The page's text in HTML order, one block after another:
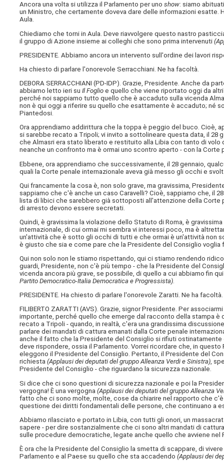
Ancora una volta si utilizza il Parlamento per unoshow: siamo
un Ministro, che certamente doveva dare delle informazioni esatte.
Aula.
Chiediamo che torni in Aula. Deve riavvolgere questo nastro
il gruppo di Azione insieme ai colleghi che sono prima intervenuti
PRESIDENTE. Abbiamo ancora un intervento sull'ordine dei lavori
Ha chiesto di parlare l'onorevole Serracchiani. Ne ha facoltà.
DEBORA SERRACCHIANI (PD-IDP). Grazie, Presidente. Anche da
abbiamo letto ieri suIl Foglio e quello che viene riportato oggi da
perché noi sappiamo tutto quello che è accaduto sulla vicenda
non è qui oggi a riferire su quello che esattamente è accaduto; né
Piantedosi.
Ora apprendiamo addirittura che la toppa è peggio del buco. Cioè,
si sarebbe recato a Tripoli; vi invito a sottolineare questa data, il
che Almasri era stato liberato e restituito alla Libia con tanto di
neanche un confronto ma è ormai uno scontro aperto - con la
Ebbene, ora apprendiamo che successivamente, il 28 gennaio,
quali la Corte penale internazionale aveva già messo gli occhi e
Qui francamente la cosa è, non solo grave, ma gravissima,
sappiamo che c'è anche un caso Caravelli? Cioè, sappiamo che, il
lista di libici che sarebbero già sottoposti all'attenzione della Corte
di arresto devono essere secretati.
Quindi, è gravissima la violazione dello Statuto di Roma, è
internazionale, di cui ormai mi sembra vi interessi poco, ma è
un'attività che è sotto gli occhi di tutti e che ormai è un'attività non
è giusto che sia e come pare che la Presidente del Consiglio
Qui non solo non le stiamo rispettando, qui ci stiamo rendendo
guardi, Presidente, non c'è più tempo - che la Presidente del
vicenda ancora più grave, se possibile, di quello a cui abbiamo fin
Partito Democratico-Italia Democratica e Progressista).
PRESIDENTE. Ha chiesto di parlare l'onorevole Zaratti. Ne ha facoltà.
FILIBERTO ZARATTI (AVS). Grazie, signor Presidente. Per
importante, perché quello che emerge dal racconto della stampa è
recato a Tripoli - quando, in realtà, c'era una grandissima
parlare dei mandati di cattura emanati dalla Corte penale
anche il fatto che la Presidente del Consiglio si rifiuti
deve rispondere, ossia il Parlamento. Vorrei ricordare che, in
eleggono il Presidente del Consiglio. Pertanto, il Presidente del
richiesta(Applausi dei deputati del gruppo Alleanza Verdi e Sinistra),
Presidente del Consiglio - che riguardano la sicurezza nazionale.
Si dice che ci sono questioni di sicurezza nazionale e poi la
vergogna! È una vergogna(Applausi dei deputati del gruppo Alleanza
fatto che ci sono molte, molte, cose da chiarire nel rapporto che
questione dei diritti fondamentali delle persone, che continuano a
Abbiamo rilasciato e portato in Libia, con tutti gli onori, un
sapere - per dire sostanzialmente che ci sono altri mandati di
sulle procedure democratiche, legate anche quello che avviene nel
È ora che la Presidente del Consiglio la smetta di scappare, di
Parlamento e al Paese su quello che sta accadendo(Applausi dei